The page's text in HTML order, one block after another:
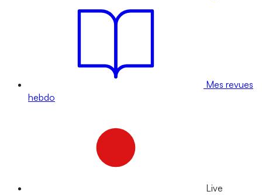
Mes revues
hebdo
Live